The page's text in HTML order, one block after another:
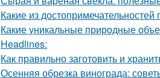
Какие из
Какие уникальные природные
Headlines:
Как правильно заготовить и
Осенняя обрезка винограда: